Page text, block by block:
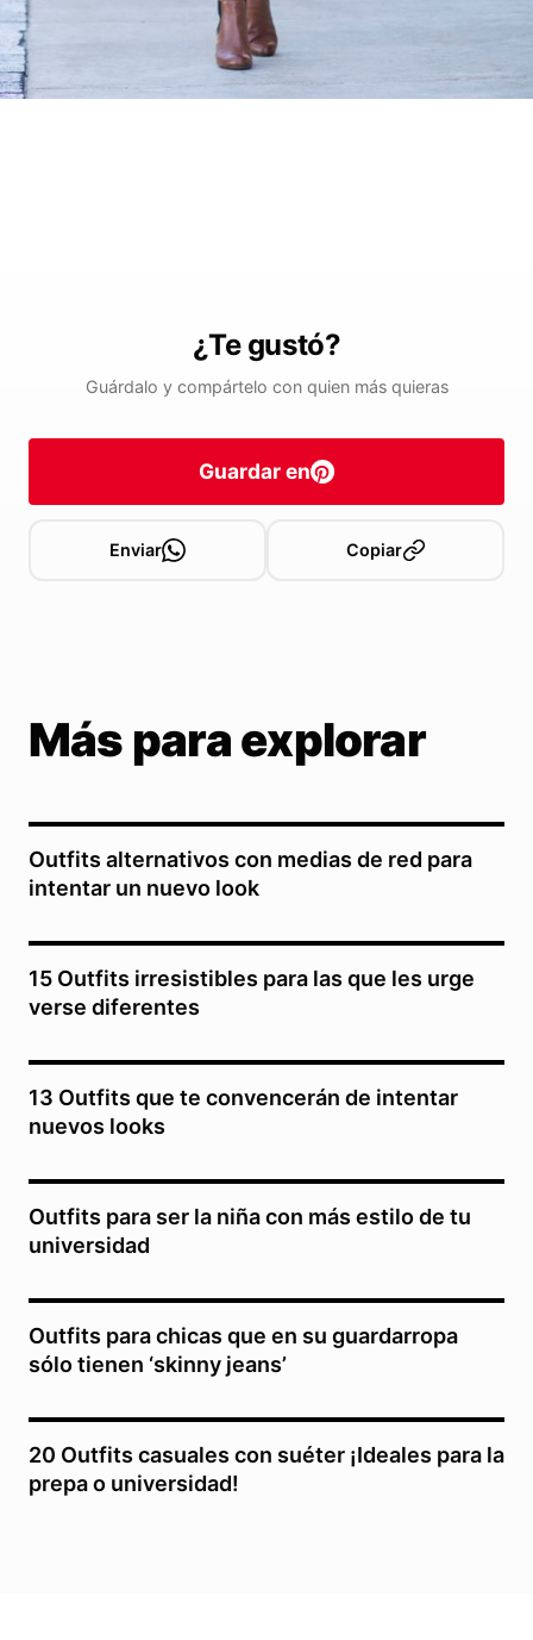
¿Te gustó?
Guárdalo y compártelo con quien más quieras
Guardar en
Enviar Copiar
Más para explorar
Outfits alternativos con medias de red para
intentar un nuevo look
15 Outfits irresistibles para las que les urge
verse diferentes
13 Outfits que te convencerán de intentar
nuevos looks
Outfits para ser la niña con más estilo de tu
universidad
Outfits para chicas que en su guardarropa
sólo tienen ‘skinny jeans’
20 Outfits casuales con suéter ¡Ideales para la
prepa o universidad!